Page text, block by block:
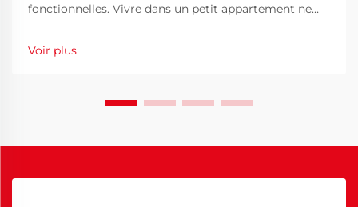
fonctionnelles. Vivre dans un petit appartement ne
votre espace de repas. Alors que l'habitat urbain
devient de plus en plus courant, des solutions de
Voir plus